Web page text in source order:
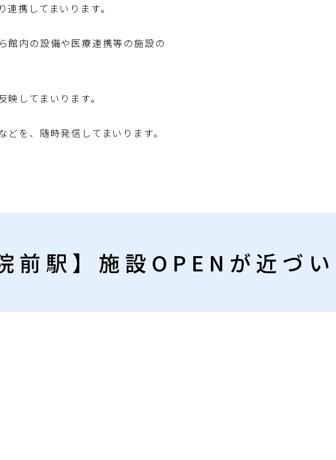
携してまいります。
館内の設備や医療連携等の施設の
してまいります。
を、随時発信してまいります。
前駅】施設OPENが近づ